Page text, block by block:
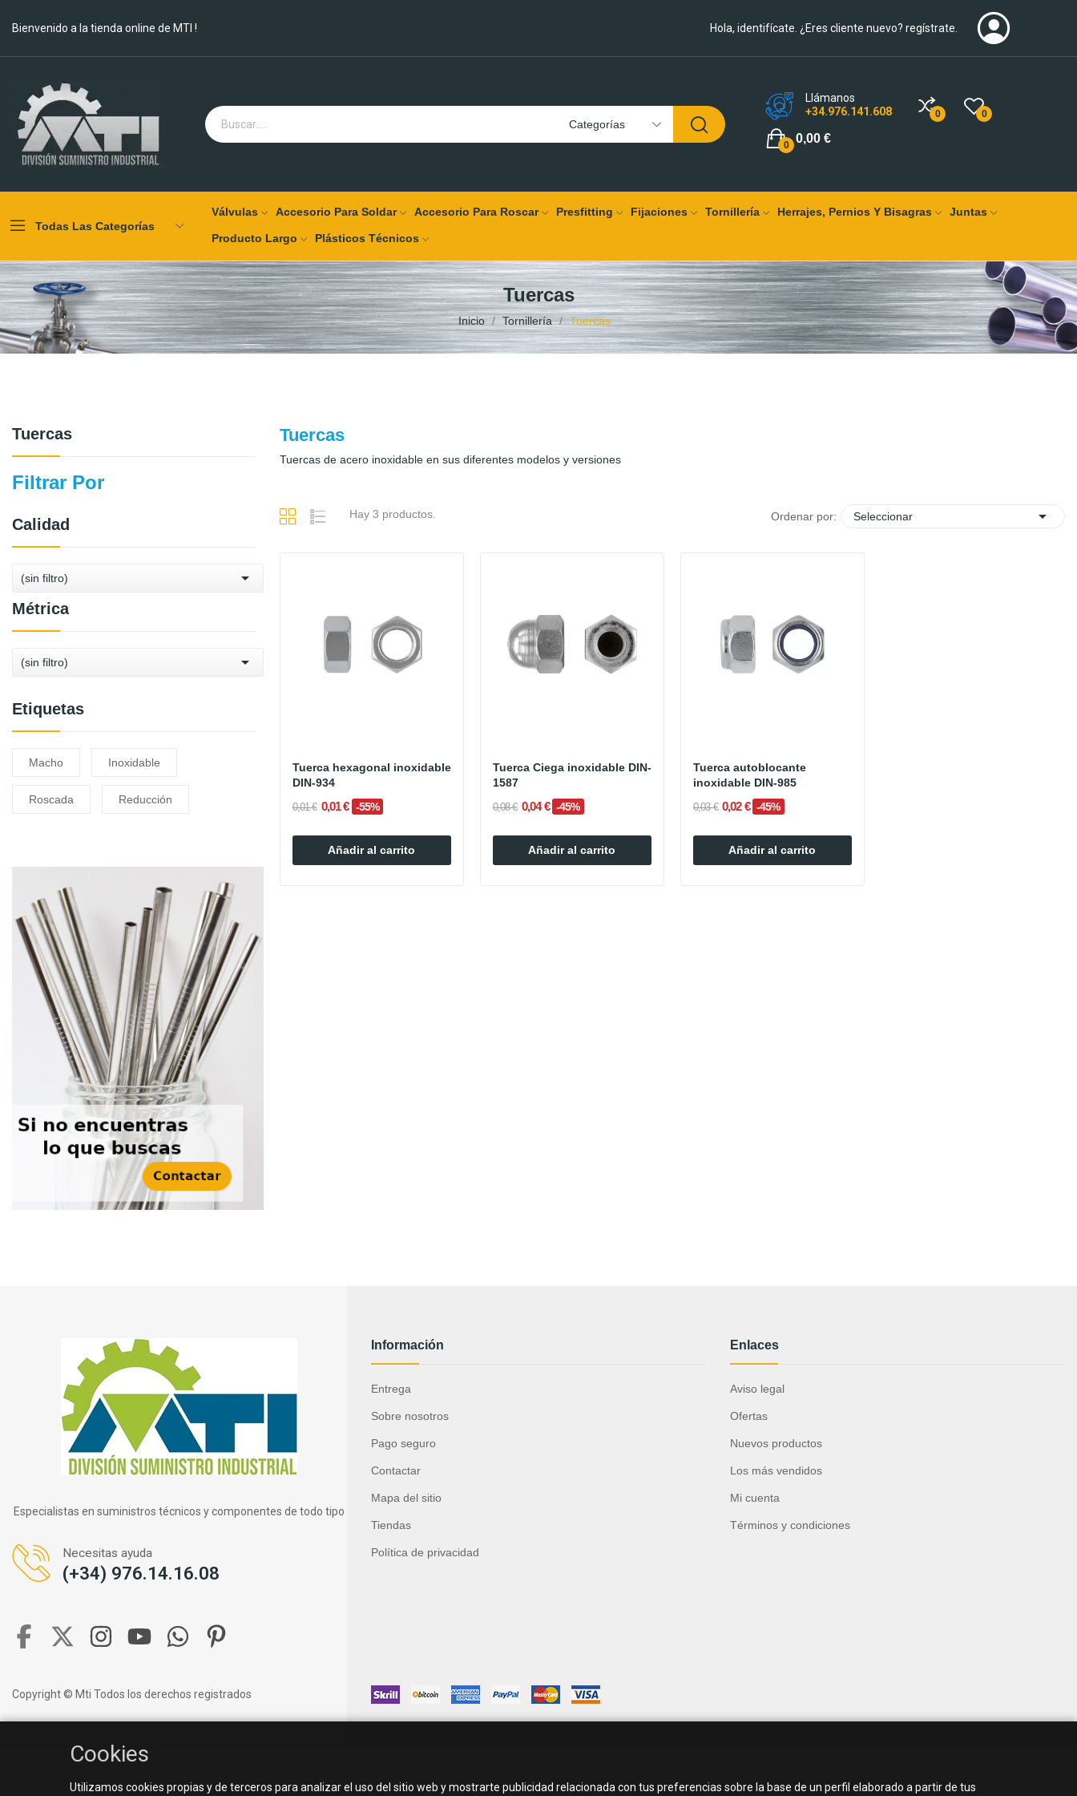
Bienvenido a la tienda online de MTI ! Hola, identifícate. ¿Eres cliente nuevo? regístrate.
Categorías
Llámanos
+34.976.141.608
0 0
0,00 €
0
Todas Las Categorías
Válvulas Accesorio Para Soldar Accesorio Para Roscar Presfitting Fijaciones Tornillería Herrajes, Pernios Y Bisagras Juntas
Producto Largo Plásticos Técnicos
Tuercas
Inicio Tornillería Tuercas
Tuercas
Filtrar Por
Calidad
(sin filtro) 
Métrica
(sin filtro) 
Etiquetas
Macho Inoxidable
Roscada Reducción
Tuercas
Tuercas de acero inoxidable en sus diferentes modelos y versiones
Hay 3 productos. Ordenar por: Seleccionar 
Tuerca hexagonal inoxidable
DIN-934
0,01 € 0,01 € -55%
Añadir al carrito
Tuerca Ciega inoxidable DIN-
1587
0,08 € 0,04 € -45%
Añadir al carrito
Tuerca autoblocante
inoxidable DIN-985
0,03 € 0,02 € -45%
Añadir al carrito
Especialistas en suministros técnicos y componentes de todo tipo
Necesitas ayuda
(+34) 976.14.16.08
Información
Entrega
Sobre nosotros
Pago seguro
Contactar
Mapa del sitio
Tiendas
Política de privacidad
Enlaces
Aviso legal
Ofertas
Nuevos productos
Los más vendidos
Mi cuenta
Términos y condiciones
Copyright © Mti Todos los derechos registrados
Cookies
Utilizamos cookies propias y de terceros para analizar el uso del sitio web y mostrarte publicidad relacionada con tus preferencias sobre la base de un perfil elaborado a partir de tus